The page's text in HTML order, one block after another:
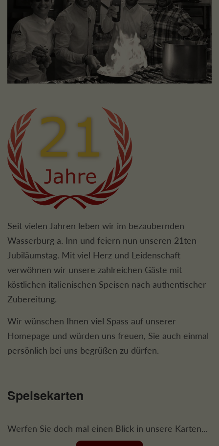
Seit vielen Jahren leben wir im bezaubernden
Wasserburg a. Inn und feiern nun unseren 21ten
Jubiläumstag. Mit viel Herz und Leidenschaft
verwöhnen wir unsere zahlreichen Gäste mit
köstlichen italienischen Speisen nach authentischer
Zubereitung.
Wir wünschen Ihnen viel Spass auf unserer
Homepage und würden uns freuen, Sie auch einmal
persönlich bei uns begrüßen zu dürfen.
Speisekarten
Werfen Sie doch mal einen Blick in unsere Karten...